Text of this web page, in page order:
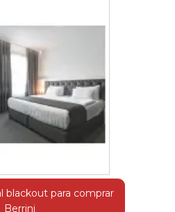
blackout para comprar
Berrini